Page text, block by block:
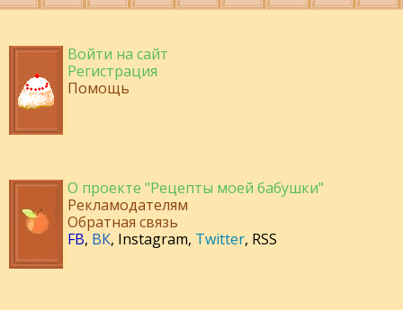
Войти на сайт
Регистрация
Помощь
О проекте "Рецепты моей бабушки"
Рекламодателям
Обратная связь
FB, ВК, Instagram, Twitter, RSS